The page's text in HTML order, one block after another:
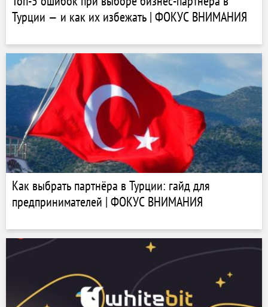
Турции — и как их избежать | ФОКУС ВНИМАНИЯ
Как выбрать партнёра в Турции: гайд для
предпринимателей | ФОКУС ВНИМАНИЯ